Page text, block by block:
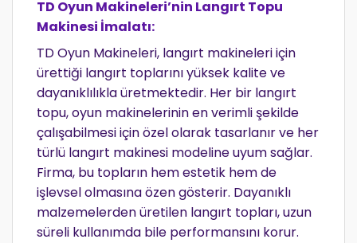
TD Oyun Makineleri’nin Langırt Topu
Makinesi İmalatı:
TD Oyun Makineleri, langırt makineleri için
ürettiği langırt toplarını yüksek kalite ve
dayanıklılıkla üretmektedir. Her bir langırt
topu, oyun makinelerinin en verimli şekilde
çalışabilmesi için özel olarak tasarlanır ve her
türlü langırt makinesi modeline uyum sağlar.
Firma, bu topların hem estetik hem de
işlevsel olmasına özen gösterir. Dayanıklı
malzemelerden üretilen langırt topları, uzun
süreli kullanımda bile performansını korur.